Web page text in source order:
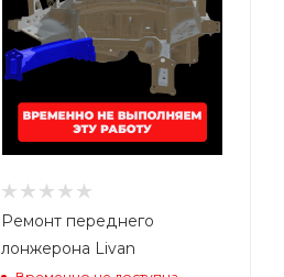
Ремонт переднего
лонжерона Livan